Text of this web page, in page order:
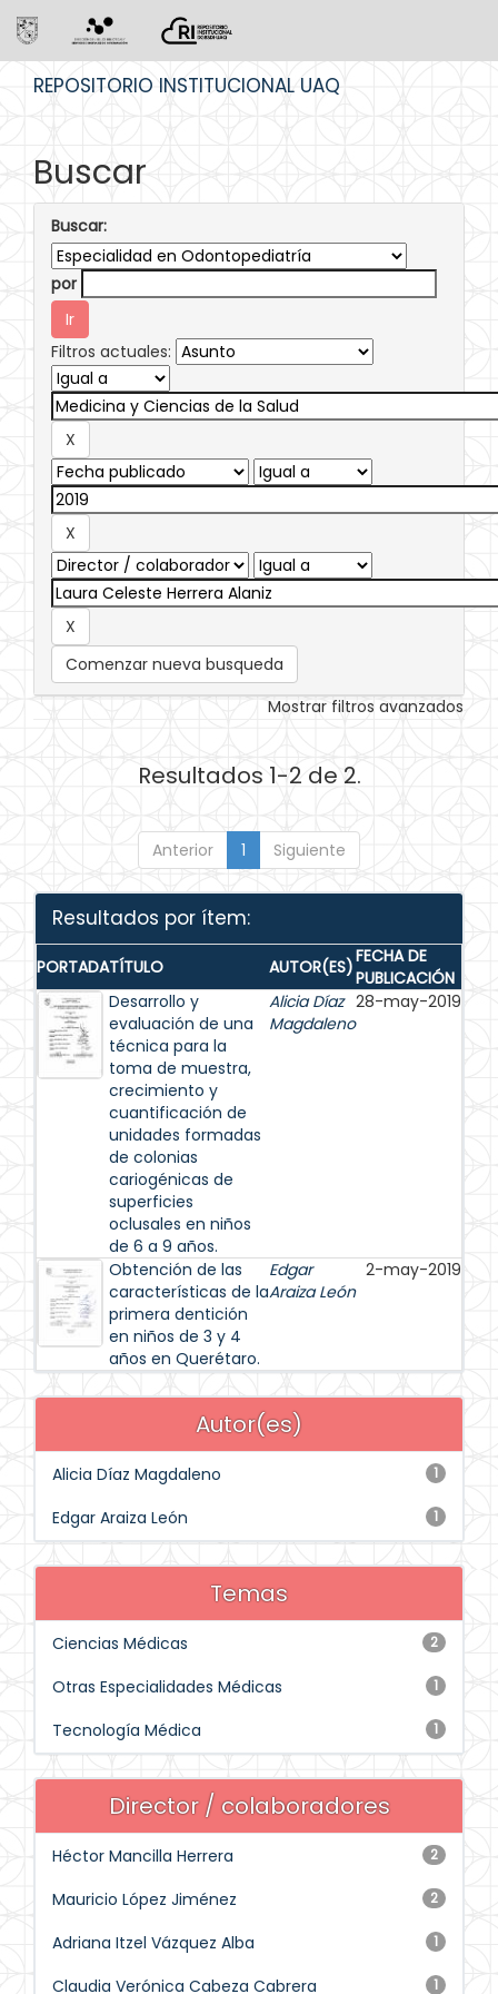
REPOSITORIO INSTITUCIONAL UAQ
Buscar
Buscar:
por
Filtros actuales:
Comenzar nueva busqueda
Mostrar filtros avanzados
Resultados 1-2 de 2.
Anterior 1 Siguiente
Resultados por ítem:
PORTADATÍTULO AUTOR(ES)FECHA DE
PUBLICACIÓN
Desarrollo y
evaluación de una
técnica para la
toma de muestra,
crecimiento y
cuantificación de
unidades formadas
de colonias
cariogénicas de
superficies
oclusales en niños
de 6 a 9 años.
Alicia Díaz
Magdaleno
28-may-2019
Obtención de las
características de la
primera dentición
en niños de 3 y 4
años en Querétaro.
Edgar
Araiza León
2-may-2019
Autor(es)
1
Alicia Díaz Magdaleno
1
Edgar Araiza León
Temas
2
Ciencias Médicas
1
Otras Especialidades Médicas
1
Tecnología Médica
Director / colaboradores
2
Héctor Mancilla Herrera
2
Mauricio López Jiménez
1
Adriana Itzel Vázquez Alba
1
Claudia Verónica Cabeza Cabrera